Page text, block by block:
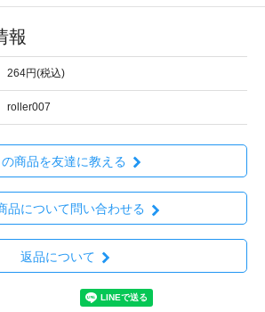
報
264円(税込)
roller007
の商品を友達に教える
品について問い合わせる
返品について